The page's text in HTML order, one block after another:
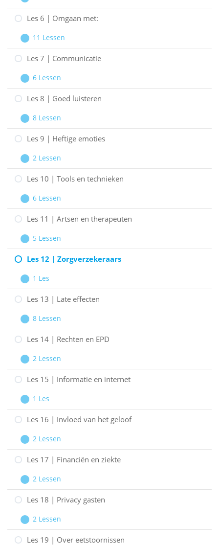
De
gasten
Uitbreiden
Les
5
Ongewenst
gedrag
Les 6 | Omgaan met:
Uitbreiden
Les
6
Omgaan
met:
11 Lessen
Les 7 | Communicatie
Uitbreiden
Les
7
Communicatie
6 Lessen
Les 8 | Goed luisteren
Uitbreiden
Les
8
Goed
luisteren
8 Lessen
Les 9 | Heftige emoties
Uitbreiden
Les
9
Heftige
emoties
2 Lessen
Les 10 | Tools en technieken
Uitbreiden
Les
10
Tools
en
6 Lessen
Les 11 | Artsen en therapeuten
Uitbreiden
Les
11
Artsen
en
5 Lessen
Les 12 | Zorgverzekeraars
Uitbreiden
Les
12
Zorgverzekeraars
1 Les
Les 13 | Late effecten
Uitbreiden
Les
13
Late
effecten
8 Lessen
Les 14 | Rechten en EPD
Uitbreiden
Les
14
Rechten
en
2 Lessen
Les 15 | Informatie en internet
Uitbreiden
Les
15
Informatie
en
1 Les
Les 16 | Invloed van het geloof
Uitbreiden
Les
16
Invloed
van
geloof
2 Lessen
Les 17 | Financiën en ziekte
Uitbreiden
Les
17
Financiën
en
2 Lessen
Les 18 | Privacy gasten
Uitbreiden
Les
18
2 Lessen
Les 19 | Over eetstoornissen